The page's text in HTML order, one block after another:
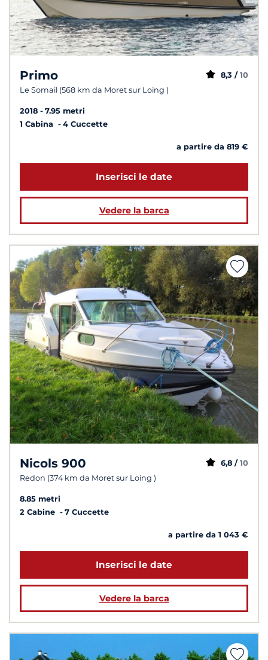
Primo
Le Somail (568 km da Moret sur Loing )
8,3 / 10
2018
7.95 metri
1 Cabina
4 Cuccette
a partire da 819 €
Inserisci le date
Vedere la barca
Nicols 900
Redon (374 km da Moret sur Loing )
6,8 / 10
8.85 metri
2 Cabine
7 Cuccette
a partire da 1 043 €
Inserisci le date
Vedere la barca